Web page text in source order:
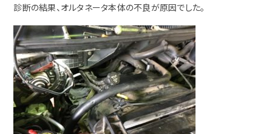
診断の結果、オルタネータ本体の不良が原因でした。